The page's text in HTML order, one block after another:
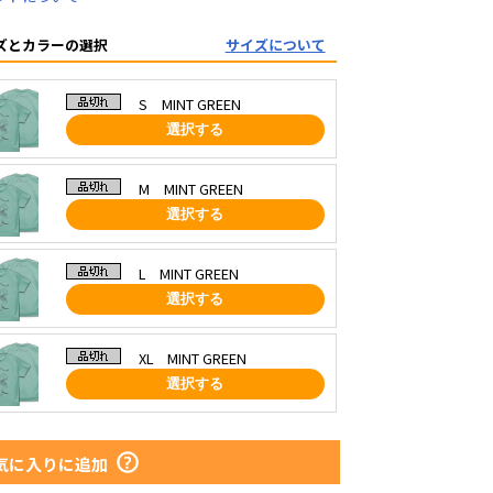
とカラーの選択 サイズについて
S MINT GREEN
選択する
M MINT GREEN
選択する
L MINT GREEN
選択する
XL MINT GREEN
選択する
に入りに追加